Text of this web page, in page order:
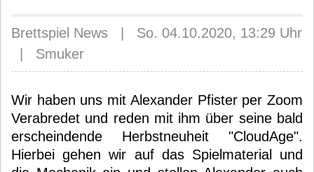
Brettspiel News | So. 04.10.2020, 13:29 Uhr
| Smuker
Wir haben uns mit Alexander Pfister per Zoom
Verabredet und reden mit ihm über seine bald
erscheindende Herbstneuheit "CloudAge".
Hierbei gehen wir auf das Spielmaterial und